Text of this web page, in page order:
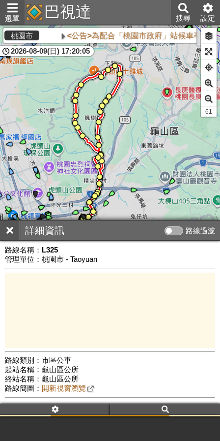
選單 巴視達 搜尋 設定
詳細資訊 路線過濾
路線名稱： L325
管理單位：桃園市 - Taoyuan
路線類別：市區公車
起站名稱：龜山區公所
終站名稱：龜山區公所
路線簡圖： 開新視窗瀏覽
附屬名稱：L325
車頭描述：中坑線
桃園市 <公告>為配合「桃園市政府」站候車亭自
2026-08-09(日) 17:20:05
公車數量: 累計6703、上線5620
61